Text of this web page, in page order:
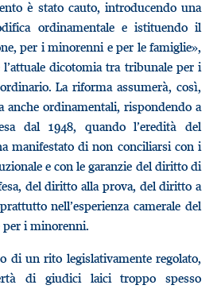
è stato cauto, introducendo una
ordinamentale e istituendo il
per i minorenni e per le famiglie»,
dicotomia tra tribunale per i
La riforma assumerà, così,
anche ordinamentali, rispondendo a
dal 1948, quando l’eredità del
manifestato di non conciliarsi con i
e con le garanzie del diritto di
del diritto alla prova, del diritto a
nell’esperienza camerale del
i minorenni.
di un rito legislativamente regolato,
di giudici laici troppo spesso